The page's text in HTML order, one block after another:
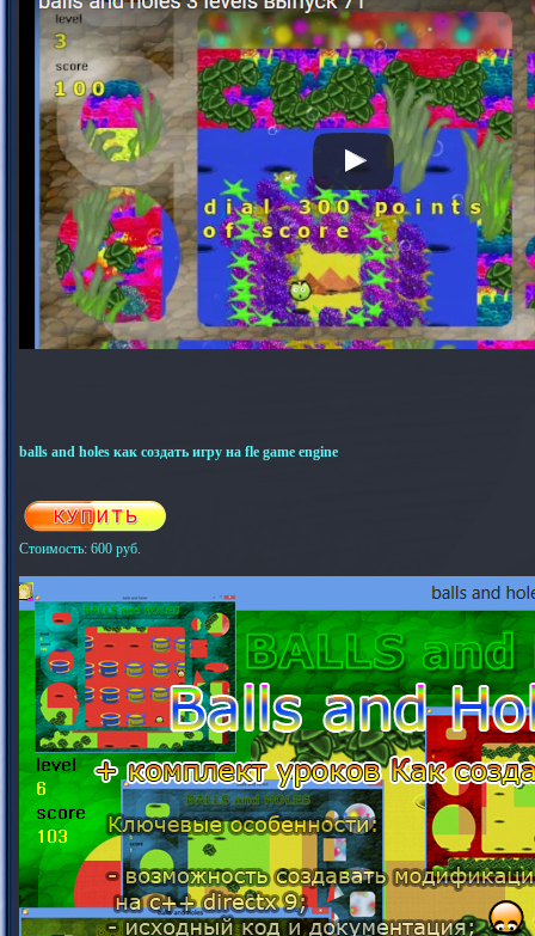
balls and holes как создать игру на fle game engine
Стоимость: 600 руб.